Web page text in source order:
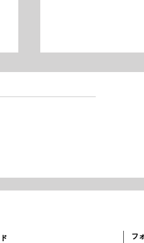
自由が丘ってフリ
フ